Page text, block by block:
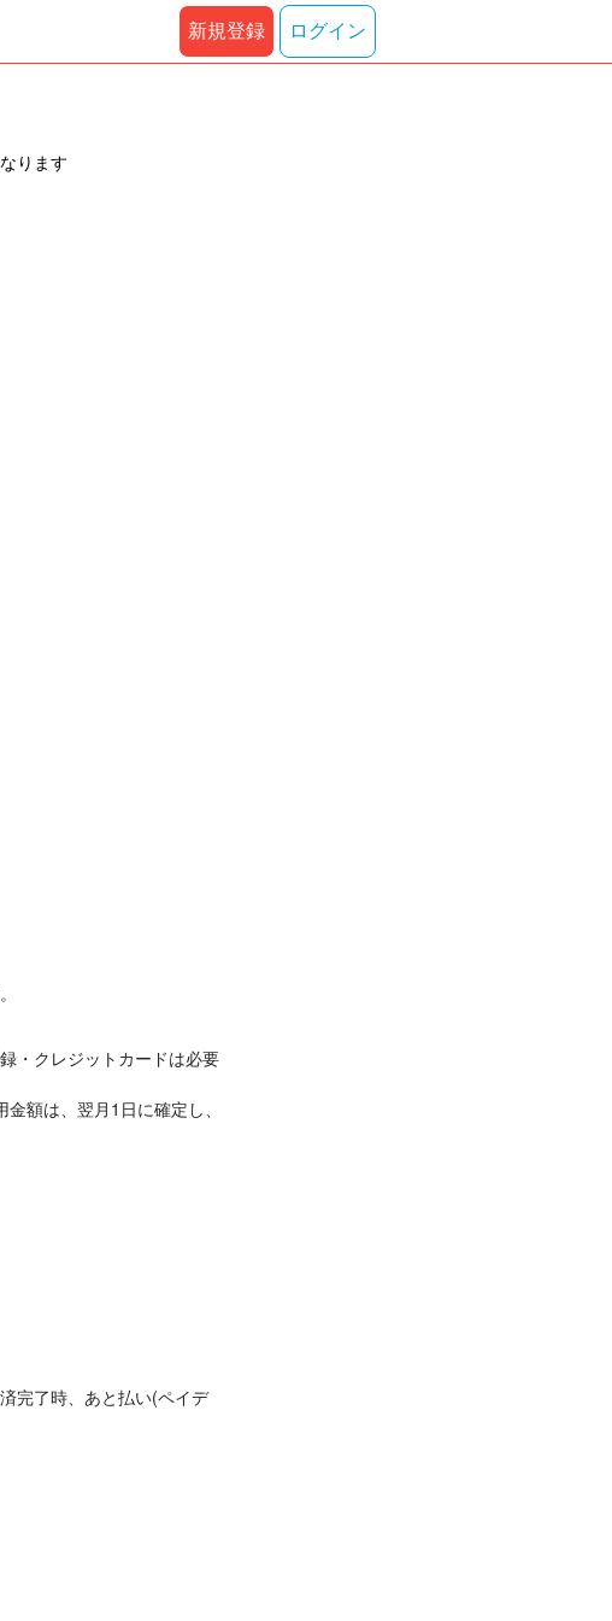
新規登録 ログイン
ります
・クレジットカードは必要
額は、翌月1日に確定し、
完了時、あと払い(ペイデ